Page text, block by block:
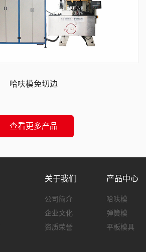
哈呋模免切边
查看更多产品
关于我们
公司简介
企业文化
资质荣誉
产品中心
哈呋模
弹簧模
平板模具